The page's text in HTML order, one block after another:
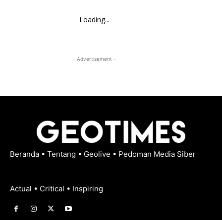
Loading...
- Advertisement -
Beranda • Tentang • Geolive • Pedoman Media Siber
Actual • Critical • Inspiring